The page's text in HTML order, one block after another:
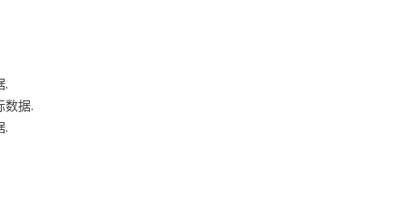
.
数据.
.